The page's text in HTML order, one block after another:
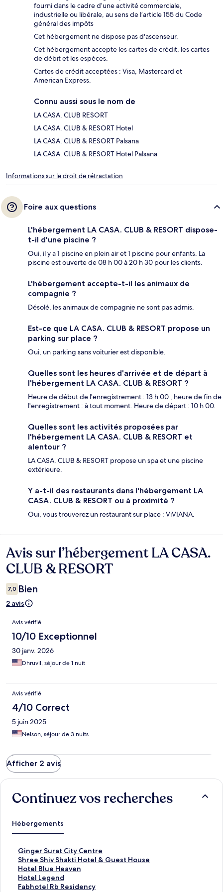
fourni dans le cadre d’une activité commerciale,
industrielle ou libérale, au sens de l’article 155 du Code
général des impôts
Cet hébergement ne dispose pas d'ascenseur.
Cet hébergement accepte les cartes de crédit, les cartes
de débit et les espèces.
Cartes de crédit acceptées : Visa, Mastercard et
American Express.
Connu aussi sous le nom de
LA CASA. CLUB RESORT
LA CASA. CLUB & RESORT Hotel
LA CASA. CLUB & RESORT Palsana
LA CASA. CLUB & RESORT Hotel Palsana
Informations sur le droit de rétractation
Foire aux questions
L'hébergement LA CASA. CLUB & RESORT dispose-
t-il d'une piscine ?
Oui, il y a 1 piscine en plein air et 1 piscine pour enfants. La
piscine est ouverte de 08 h 00 à 20 h 30 pour les clients.
L'hébergement accepte-t-il les animaux de
compagnie ?
Désolé, les animaux de compagnie ne sont pas admis.
Est-ce que LA CASA. CLUB & RESORT propose un
parking sur place ?
Oui, un parking sans voiturier est disponible.
Quelles sont les heures d'arrivée et de départ à
l'hébergement LA CASA. CLUB & RESORT ?
Heure de début de l'enregistrement : 13 h 00 ; heure de fin de
l'enregistrement : à tout moment. Heure de départ : 10 h 00.
Quelles sont les activités proposées par
l'hébergement LA CASA. CLUB & RESORT et
alentour ?
LA CASA. CLUB & RESORT propose un spa et une piscine
extérieure.
Y a-t-il des restaurants dans l'hébergement LA
CASA. CLUB & RESORT ou à proximité ?
Oui, vous trouverez un restaurant sur place : ViVIANA.
Avis
Avis sur l’hébergement LA CASA.
CLUB & RESORT
7,0 Bien
2 avis
Avis
Avis vérifié
10/10 Exceptionnel
30 janv. 2026
Dhruvil, séjour de 1 nuit
Avis vérifié
4/10 Correct
5 juin 2025
Nelson, séjour de 3 nuits
Afficher 2 avis
Continuez vos recherches
Hébergements
Ginger Surat City Centre
L
i
e
n
o
Shree Shiv Shakti Hotel & Guest House
L
i
e
n
Hotel Blue Heaven
L
i
e
Hotel Legend
L
iFabhotel Rb Residency
L